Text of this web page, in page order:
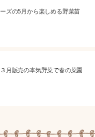
ズの5月から楽しめる野菜苗
月販売の本気野菜で春の菜園